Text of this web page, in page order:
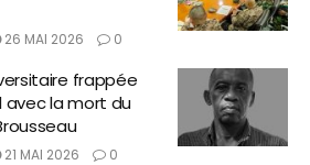
26 MAI 2026 0
frappée
avec la mort du
21 MAI 2026 0